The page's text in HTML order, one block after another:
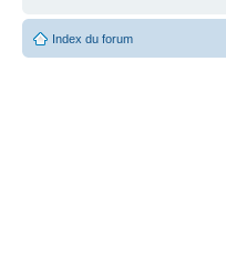
Index du forum